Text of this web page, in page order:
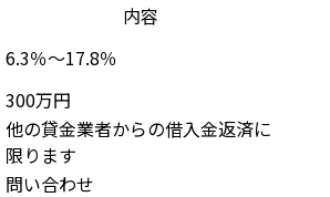
内容
6.3％～17.8％
300万円
他の貸金業者からの借入金返済に
限ります
問い合わせ